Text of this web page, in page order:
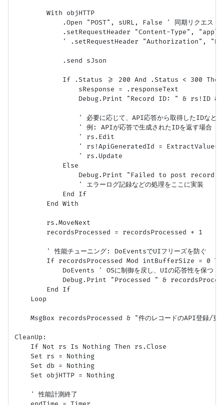
        With objHTTP
            .Open "POST", sURL, False ' 同期リクエスト
.setRequestHeader "Content-Type",
' .setRequestHeader "Authorization",
            .send sJson
If .Status >= 200 And .Status < 300 Then '
                sResponse = .responseText
Debug.Print "Record ID: " & rs!ID
' 必要に応じて、API応答から取得したIDなどを
                ' 例: APIが応答で生成されたIDを返す場合
                ' rs.Edit
' rs!ApiGeneratedId =
                ' rs.Update
            Else
Debug.Print "Failed to post record
                ' エラーログ記録などの処理をここに実装
            End If
        End With
        rs.MoveNext
        recordsProcessed = recordsProcessed + 1
        ' 性能チューニング: DoEventsでUIフリーズを防ぐ
If recordsProcessed Mod intBufferSize = 0
            DoEvents ' OSに制御を戻し、UIの応答性を保つ
Debug.Print "Processed " &
        End If
    Loop
MsgBox recordsProcessed & "件のレコードのAPI登録/更
CleanUp:
    If Not rs Is Nothing Then rs.Close
    Set rs = Nothing
    Set db = Nothing
    Set objHTTP = Nothing
    ' 性能計測終了